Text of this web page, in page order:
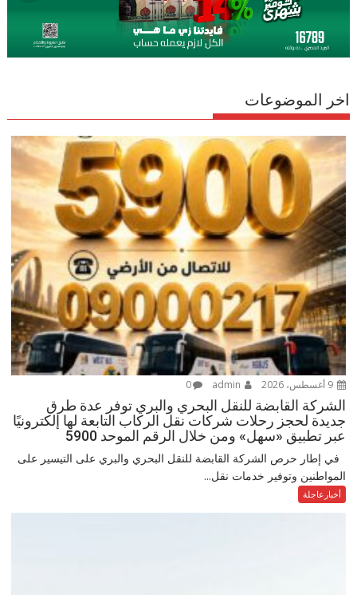
اخر الموضوعات
9 أغسطس، 2026 0
الشركة القابضة للنقل البحري والبري توفر عدة طرق
جديدة لحجز رحلات شركات نقل الركاب التابعة لها إلكترونيًا
عبر تطبيق «سهل» ومن خلال الرقم الموحد 5900
في إطار حرص الشركة القابضة للنقل البحري والبري على التيسير على
المواطنين وتوفير خدمات نقل...
أخبارعاجلة